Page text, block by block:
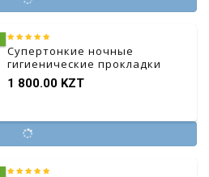
Супертонкие ночные
гигиенические прокладки
из чистого хлопка 6 шт.*280
мм
1 800.00 KZT